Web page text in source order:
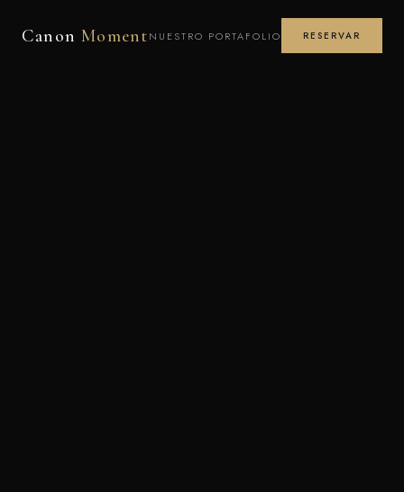
CanonMomentNUESTRO PORTAFOLIO RESERVAR